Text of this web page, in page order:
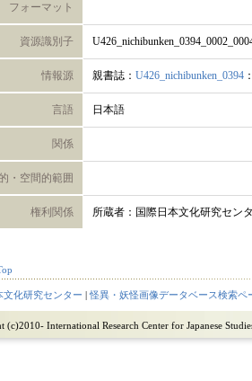
フォーマット
資源識別子
情報源 親書誌： U426_nichibunken_0394
言語 日本語
関係
・空間的範囲
権利関係 所蔵者：国際日本文化研究セン
文化研究センター |怪異・妖怪画像データベース検索ペ
(c)2010- International Research Center for Japanese